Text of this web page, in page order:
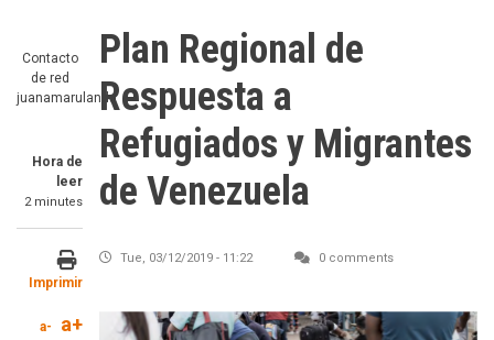
Contacto
de red
juanamarulanda
Hora de
leer
2 minutes
Imprimir
a- a+
Plan Regional de
Respuesta a
Refugiados y Migrantes
de Venezuela
Tue, 03/12/2019 - 11:22 0 comments